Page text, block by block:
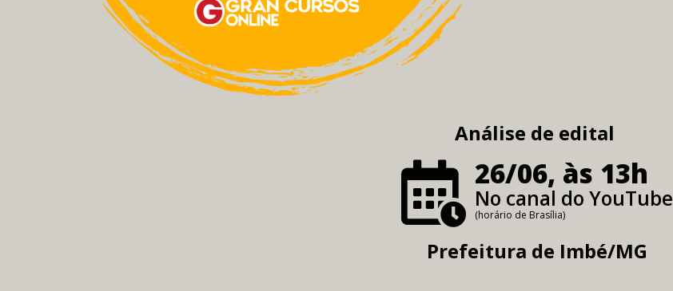
Análise de edital
26/06, às 13h
No canal do YouTube
(horário de Brasília)
Prefeitura de Imbé/MG